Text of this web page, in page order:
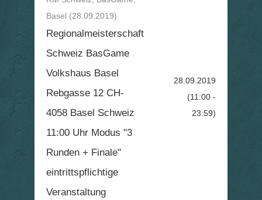
Basel (28.09.2019)
Regionalmeisterschaft
Schweiz BasGame
Volkshaus Basel
Rebgasse 12 CH-
4058 Basel Schweiz
11:00 Uhr Modus "3
Runden + Finale"
eintrittspflichtige
Veranstaltung
28.09.2019
(11:00 -
23:59)